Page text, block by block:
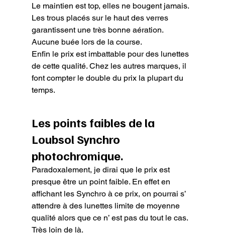
Le maintien est top, elles ne bougent jamais.
Les trous placés sur le haut des verres
garantissent une très bonne aération.
Aucune buée lors de la course.
Enfin le prix est imbattable pour des lunettes
de cette qualité. Chez les autres marques, il
font compter le double du prix la plupart du
temps.
Les points faibles de la
Loubsol Synchro
photochromique.
Paradoxalement, je dirai que le prix est
presque être un point faible. En effet en
affichant les Synchro à ce prix, on pourrai s’
attendre à des lunettes limite de moyenne
qualité alors que ce n’ est pas du tout le cas.
Très loin de là.